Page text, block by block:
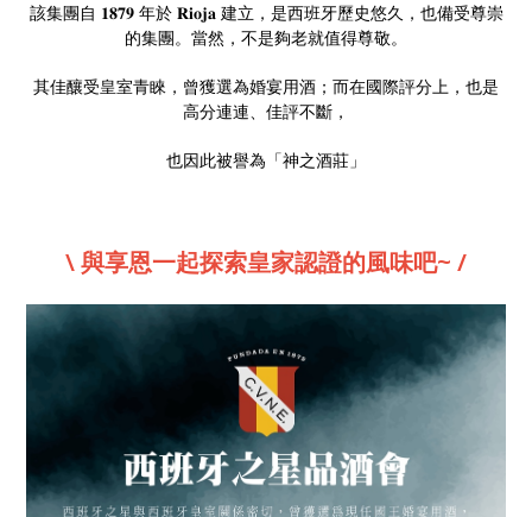
該集團自 𝟏𝟖𝟕𝟗 年於 𝐑𝐢𝐨𝐣𝐚 建立，是西班牙歷史悠久，也備受尊崇
的集團。當然，不是夠老就值得尊敬。
其佳釀受皇室青睞，曾獲選為婚宴用酒；而在國際評分上，也是
高分連連、佳評不斷，
也因此被譽為「神之酒莊」
\ 與享恩一起探索皇家認證的風味吧~ /